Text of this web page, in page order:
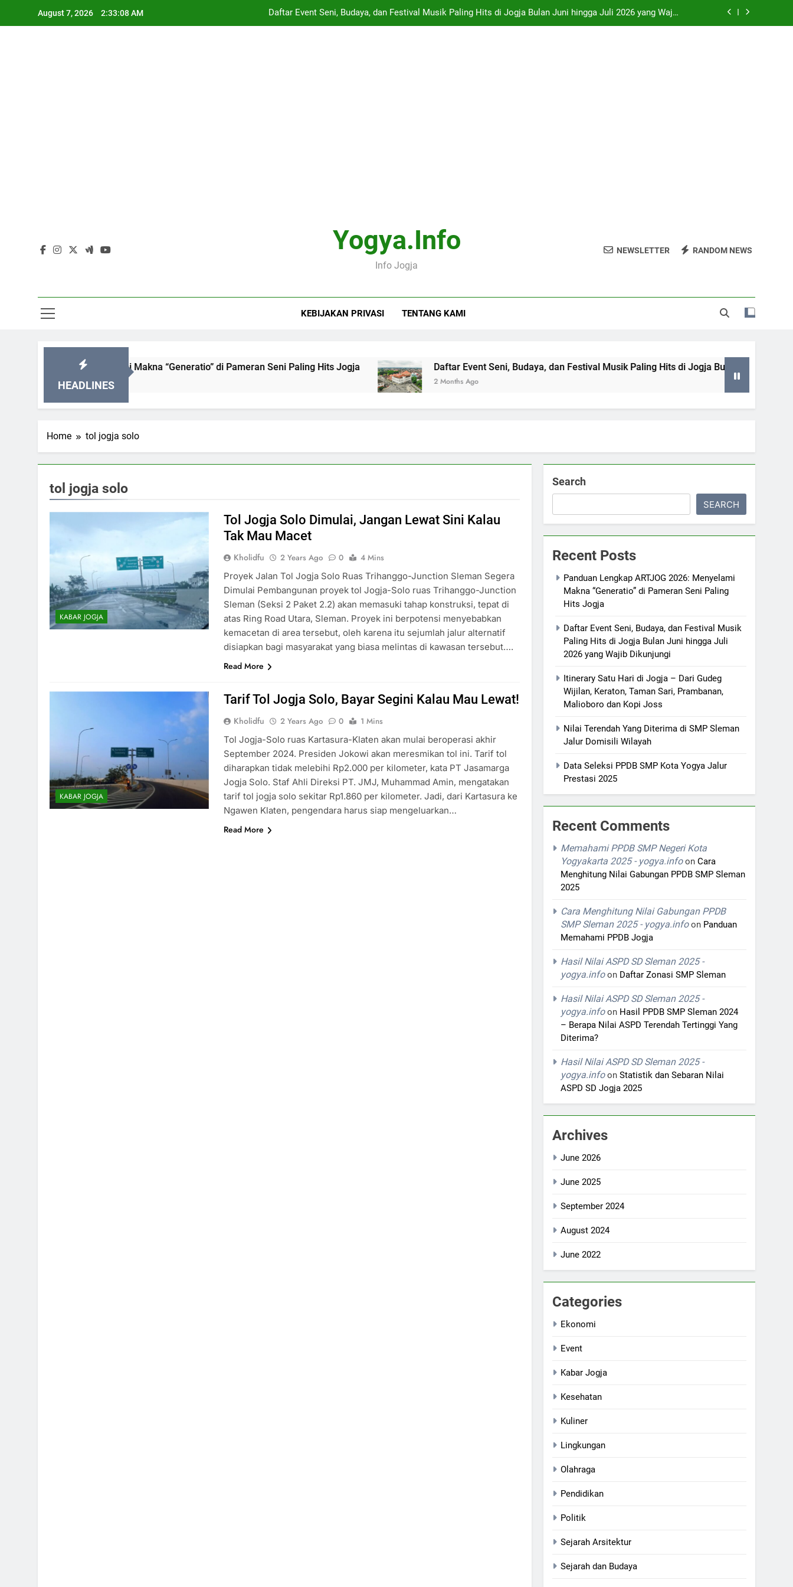
August 7, 2026 2:33:08 AM
Daftar Event Seni, Budaya, dan Festival Musik Paling Hits di Jogja Bulan Juni hingga Juli 2026 yang Wajib
Yogya.info
Info Jogja
NEWSLETTER RANDOM NEWS
KEBIJAKAN PRIVASI TENTANG KAMI
HEADLINES
2026: Menyelami Makna “Generatio” di Pameran Seni Paling Hits Jogja Daftar Event Seni, Budaya, dan Festival Musik Paling Hits di Jogja Bulan Juni hingga Juli
2 Months Ago
Home tol jogja solo
tol jogja solo
KABAR JOGJA
Tol Jogja Solo Dimulai, Jangan Lewat Sini Kalau
Tak Mau Macet
Kholidfu 2 Years Ago 0
4 Mins
Proyek Jalan Tol Jogja Solo Ruas Trihanggo-Junction Sleman Segera
Dimulai Pembangunan proyek tol Jogja-Solo ruas Trihanggo-Junction
Sleman (Seksi 2 Paket 2.2) akan memasuki tahap konstruksi, tepat di
atas Ring Road Utara, Sleman. Proyek ini berpotensi menyebabkan
kemacetan di area tersebut, oleh karena itu sejumlah jalur alternatif
disiapkan bagi masyarakat yang biasa melintas di kawasan tersebut….
Read More
KABAR JOGJA
Tarif Tol Jogja Solo, Bayar Segini Kalau Mau Lewat!
Kholidfu 2 Years Ago 0
1 Mins
Tol Jogja-Solo ruas Kartasura-Klaten akan mulai beroperasi akhir
September 2024. Presiden Jokowi akan meresmikan tol ini. Tarif tol
diharapkan tidak melebihi Rp2.000 per kilometer, kata PT Jasamarga
Jogja Solo. Staf Ahli Direksi PT. JMJ, Muhammad Amin, mengatakan
tarif tol jogja solo sekitar Rp1.860 per kilometer. Jadi, dari Kartasura ke
Ngawen Klaten, pengendara harus siap mengeluarkan…
Read More
Search
SEARCH
Recent Posts
Panduan Lengkap ARTJOG 2026: Menyelami
Makna “Generatio” di Pameran Seni Paling
Hits Jogja
Daftar Event Seni, Budaya, dan Festival Musik
Paling Hits di Jogja Bulan Juni hingga Juli
2026 yang Wajib Dikunjungi
Itinerary Satu Hari di Jogja – Dari Gudeg
Wijilan, Keraton, Taman Sari, Prambanan,
Malioboro dan Kopi Joss
Nilai Terendah Yang Diterima di SMP Sleman
Jalur Domisili Wilayah
Data Seleksi PPDB SMP Kota Yogya Jalur
Prestasi 2025
Recent Comments
Memahami PPDB SMP Negeri Kota
Yogyakarta 2025 - yogya.infoonCara
Menghitung Nilai Gabungan PPDB SMP Sleman
2025
Cara Menghitung Nilai Gabungan PPDB
SMP Sleman 2025 - yogya.infoon Panduan
Memahami PPDB Jogja
Hasil Nilai ASPD SD Sleman 2025 -
yogya.infoon Daftar Zonasi SMP Sleman
Hasil Nilai ASPD SD Sleman 2025 -
yogya.infoon Hasil PPDB SMP Sleman 2024
– Berapa Nilai ASPD Terendah Tertinggi Yang
Diterima?
Hasil Nilai ASPD SD Sleman 2025 -
yogya.infoonStatistik dan Sebaran Nilai
ASPD SD Jogja 2025
Archives
June 2026
June 2025
September 2024
August 2024
June 2022
Categories
Ekonomi
Event
Kabar Jogja
Kesehatan
Kuliner
Lingkungan
Olahraga
Pendidikan
Politik
Sejarah Arsitektur
Sejarah dan Budaya